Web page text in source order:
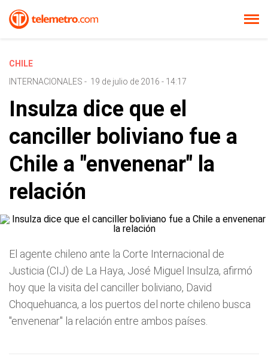
CHILE
INTERNACIONALES - 19 de julio de 2016 - 14:17
Insulza dice que el
canciller boliviano fue a
Chile a "envenenar" la
relación
El agente chileno ante la Corte Internacional de
Justicia (CIJ) de La Haya, José Miguel Insulza, afirmó
hoy que la visita del canciller boliviano, David
Choquehuanca, a los puertos del norte chileno busca
"envenenar" la relación entre ambos países.